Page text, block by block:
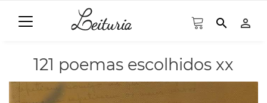
search person_outline
121 poemas escolhidos xx